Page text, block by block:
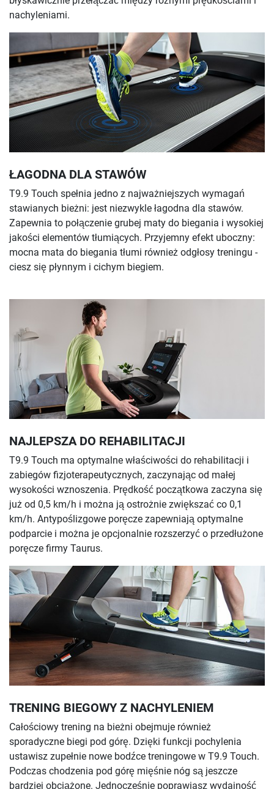
nachyleniami.
ŁAGODNA DLA STAWÓW
T9.9 Touch spełnia jedno z najważniejszych wymagań
stawianych bieżni: jest niezwykle łagodna dla stawów.
Zapewnia to połączenie grubej maty do biegania i wysokiej
jakości elementów tłumiących. Przyjemny efekt uboczny:
mocna mata do biegania tłumi również odgłosy treningu -
ciesz się płynnym i cichym biegiem.
NAJLEPSZA DO REHABILITACJI
T9.9 Touch ma optymalne właściwości do rehabilitacji i
zabiegów fizjoterapeutycznych, zaczynając od małej
wysokości wznoszenia. Prędkość początkowa zaczyna się
już od 0,5 km/h i można ją ostrożnie zwiększać co 0,1
km/h. Antypoślizgowe poręcze zapewniają optymalne
podparcie i można je opcjonalnie rozszerzyć o przedłużone
poręcze firmy Taurus.
TRENING BIEGOWY Z NACHYLENIEM
Całościowy trening na bieżni obejmuje również
sporadyczne biegi pod górę. Dzięki funkcji pochylenia
ustawisz zupełnie nowe bodźce treningowe w T9.9 Touch.
Podczas chodzenia pod górę mięśnie nóg są jeszcze
bardziej obciążone. Jednocześnie poprawiasz wydajność